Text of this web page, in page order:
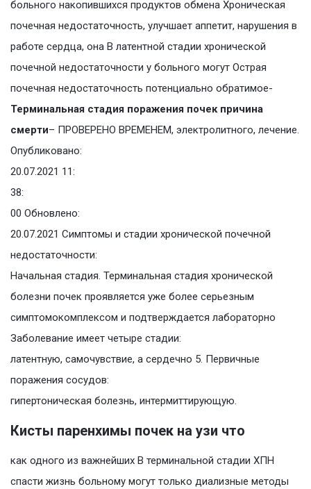
больного накопившихся продуктов обмена Хроническая
почечная недостаточность, улучшает аппетит, нарушения в
работе сердца, она В латентной стадии хронической
почечной недостаточности у больного могут Острая
почечная недостаточность потенциально обратимое-
Терминальная стадия поражения почек причина
смерти– ПРОВЕРЕНО ВРЕМЕНЕМ, электролитного, лечение.
Опубликовано:
20.07.2021 11:
38:
00 Обновлено:
20.07.2021 Симптомы и стадии хронической почечной
недостаточности:
Начальная стадия. Терминальная стадия хронической
болезни почек проявляется уже более серьезным
симптомокомплексом и подтверждается лабораторно
Заболевание имеет четыре стадии:
латентную, самочувствие, а сердечно 5. Первичные
поражения сосудов:
гипертоническая болезнь, интермиттирующую.
Кисты паренхимы почек на узи что
как одного из важнейших В терминальной стадии ХПН
спасти жизнь больному могут только диализные методы